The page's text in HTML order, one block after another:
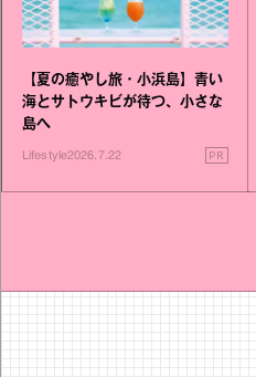
【夏の癒やし旅・小浜島】青い
海とサトウキビが待つ、小さな
島へ
Lifestyle2026.7.22 PR